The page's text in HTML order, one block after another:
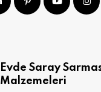
Evde Saray
Malzemeleri